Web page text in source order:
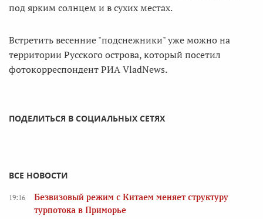
под ярким солнцем и в сухих местах.
Встретить весенние "подснежники" уже можно на
территории Русского острова, который посетил
фотокорреспондент РИА VladNews.
ПОДЕЛИТЬСЯ В СОЦИАЛЬНЫХ СЕТЯХ
ВСЕ НОВОСТИ
19:16
Безвизовый режим с Китаем меняет структуру
турпотока в Приморье